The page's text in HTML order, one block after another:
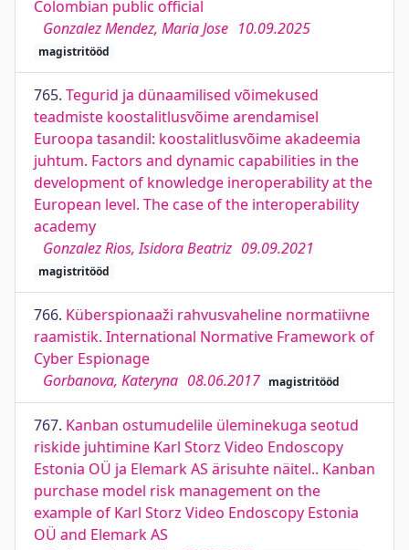
Colombian public official
Gonzalez Mendez, Maria Jose 10.09.2025
magistritööd
765. Tegurid ja dünaamilised võimekused
teadmiste koostalitlusvõime arendamisel
Euroopa tasandil: koostalitlusvõime akadeemia
juhtum. Factors and dynamic capabilities in the
development of knowledge ineroperability at the
European level. The case of the interoperability
academy
Gonzalez Rios, Isidora Beatriz 09.09.2021
magistritööd
766. Küberspionaaži rahvusvaheline normatiivne
raamistik. International Normative Framework of
Cyber Espionage
Gorbanova, Kateryna 08.06.2017 magistritööd
767. Kanban ostumudelile üleminekuga seotud
riskide juhtimine Karl Storz Video Endoscopy
Estonia OÜ ja Elemark AS ärisuhte näitel.. Kanban
purchase model risk management on the
example of Karl Storz Video Endoscopy Estonia
OÜ and Elemark AS